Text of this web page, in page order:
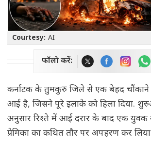
Courtesy: AI
फॉलो करें:
कर्नाटक के तुमकुरु जिले से एक बेहद चौंकाने
आई है, जिसने पूरे इलाके को हिला दिया.
अनुसार रिश्ते में आई दरार के बाद एक युवक
प्रेमिका का कथित तौर पर अपहरण कर